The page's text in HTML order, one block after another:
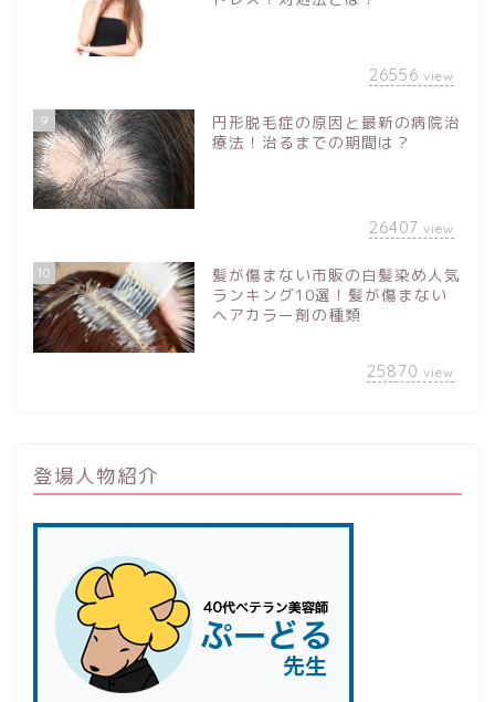
26556 view
9
円形脱毛症の原因と最新の病院治
療法！治るまでの期間は？
26407 view
10
髪が傷まない市販の白髪染め人気
ランキング10選！髪が傷まない
ヘアカラー剤の種類
25870 view
登場人物紹介